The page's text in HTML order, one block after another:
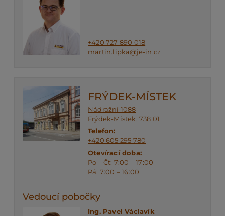
+420 727 890 018
martin.lipka@je-in.cz
FRÝDEK-MÍSTEK
Nádražní 1088
Frýdek-Místek, 738 01
Telefon:
+420 605 295 780
Otevírací doba:
Po – Čt: 7:00 – 17:00
Pá: 7:00 – 16:00
Vedoucí pobočky
Ing. Pavel Václavík